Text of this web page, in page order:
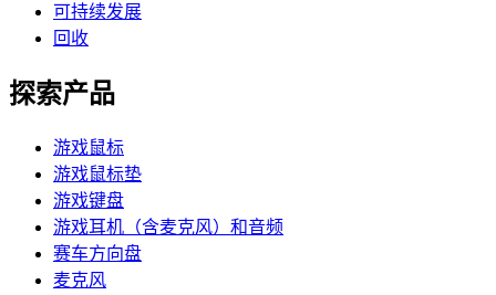
可持续发展
回收
探索产品
游戏鼠标
游戏鼠标垫
游戏键盘
游戏耳机（含麦克风）和音频
赛车方向盘
麦克风